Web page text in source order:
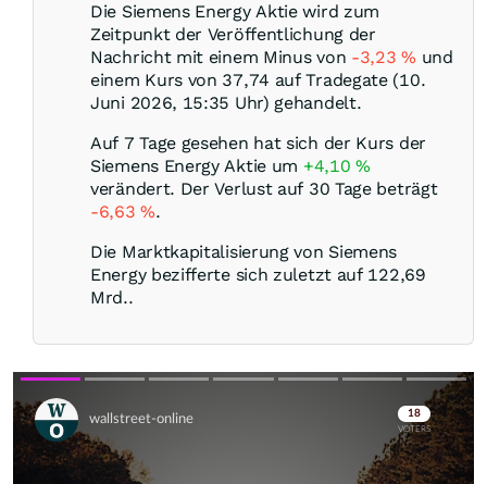
Die Siemens Energy Aktie wird zum
Zeitpunkt der Veröffentlichung der
Nachricht mit einem Minus von -3,23% und
einem Kurs von 37,74 auf Tradegate (10.
Juni 2026, 15:35 Uhr) gehandelt.
Auf 7 Tage gesehen hat sich der Kurs der
Siemens Energy Aktie um +4,10%
verändert. Der Verlust auf 30 Tage beträgt
-6,63%.
Die Marktkapitalisierung von Siemens
Energy bezifferte sich zuletzt auf 122,69
Mrd..
Skip